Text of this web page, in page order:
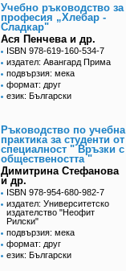
Учебно ръководство за
професия „Хлебар -
Сладкар"
Ася Пенчева и др.
ISBN 978-619-160-534-7
издател: Авангард Прима
подвързия: мека
формат: друг
език: Български
Ръководство по учебна
практика за студенти от
специалност " Връзки с
обществеността "
Димитрина Стефанова
и др.
ISBN 978-954-680-982-7
издател: Университетско
издателство "Неофит
Рилски"
подвързия: мека
формат: друг
език: Български